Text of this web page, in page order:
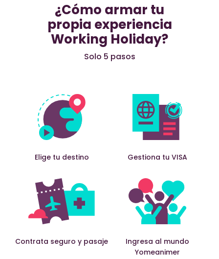
¿Cómo armar tu
propia experiencia
Working Holiday?
Solo 5 pasos
Elige tu destino Gestiona tu VISA
Contrata seguro y pasaje
Ingresa al mundo
Yomeanimer